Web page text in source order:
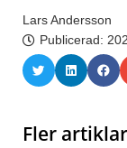
Lars Andersson
Publicerad:
Fler artiklar